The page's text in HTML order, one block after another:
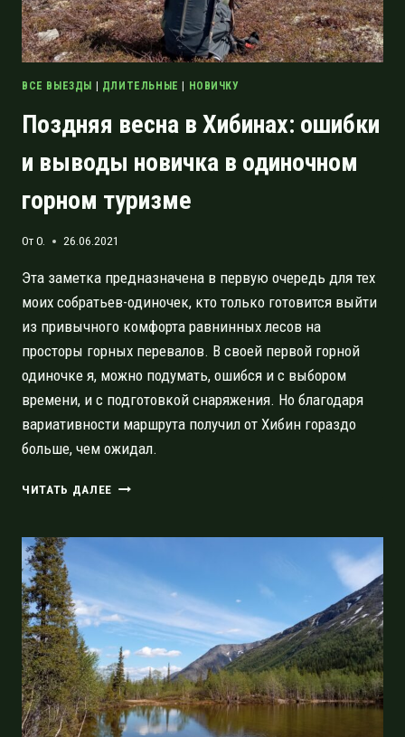
ВСЕ ВЫЕЗДЫ | ДЛИТЕЛЬНЫЕ | НОВИЧКУ
Поздняя весна в Хибинах: ошибки
и выводы новичка в одиночном
горном туризме
ОтO. 26.06.2021
Эта заметка предназначена в первую очередь для тех
моих собратьев-одиночек, кто только готовится выйти
из привычного комфорта равнинных лесов на
просторы горных перевалов. В своей первой горной
одиночке я, можно подумать, ошибся и с выбором
времени, и с подготовкой снаряжения. Но благодаря
вариативности маршрута получил от Хибин гораздо
больше, чем ожидал.
ЧИТАТЬ ДАЛЕЕ ПОЗДНЯЯ
ХИБИНАХ:
ОШИБКИ
ВЫВОДЫ
НОВИЧКА
ОДИНОЧНОМ
ГОРНОМ
ТУРИЗМЕ